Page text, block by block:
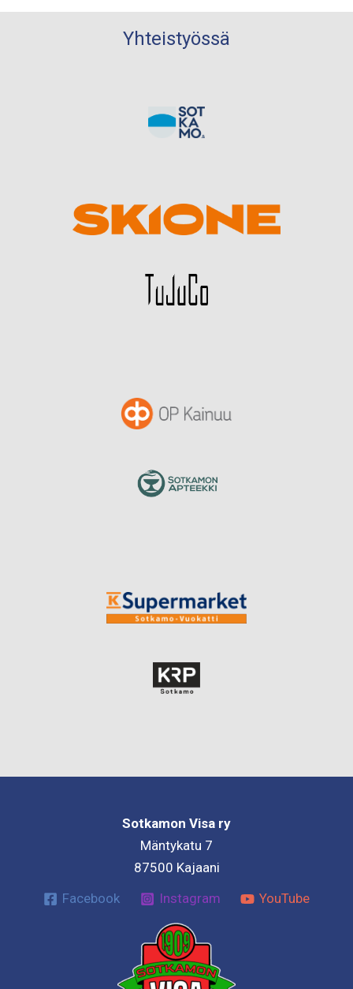
Yhteistyössä
Sotkamon Visa ry
Mäntykatu 7
87500 Kajaani
Facebook
Instagram YouTube